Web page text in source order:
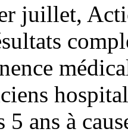
juillet,
ans à